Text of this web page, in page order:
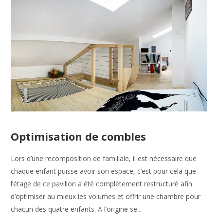
Optimisation de combles
Lors d’une recomposition de familiale, il est nécessaire que
chaque enfant puisse avoir son espace, c’est pour cela que
l’étage de ce pavillon a été complètement restructuré afin
d’optimiser au mieux les volumes et offrir une chambre pour
chacun des quatre enfants. A l’origine se...